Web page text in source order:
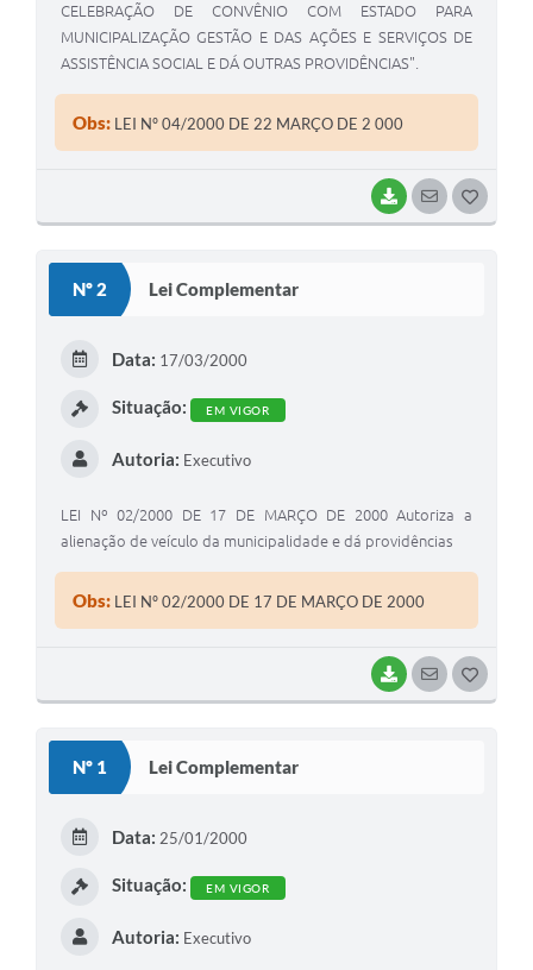
BAIXARSEGUIR
CELEBRAÇÃO DE CONVÊNIO COM ESTADO PARA
MUNICIPALIZAÇÃO GESTÃO E DAS AÇÕES E SERVIÇOS DE
ASSISTÊNCIA SOCIAL E DÁ OUTRAS PROVIDÊNCIAS".
Obs: LEI Nº 04/2000 DE 22 MARÇO DE 2 000
Nº 2 Lei Complementar
BAIXARSEGUIR
Data: 17/03/2000
Situação: EM VIGOR
Autoria: Executivo
LEI Nº 02/2000 DE 17 DE MARÇO DE 2000 Autoriza a
alienação de veículo da municipalidade e dá providências
Obs: LEI Nº 02/2000 DE 17 DE MARÇO DE 2000
Nº 1 Lei Complementar
Data: 25/01/2000
Situação: EM VIGOR
Autoria: Executivo